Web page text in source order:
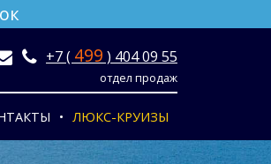
+7 ( 499 ) 404 09 55
отдел продаж
ЛЮКС-КРУИЗЫ